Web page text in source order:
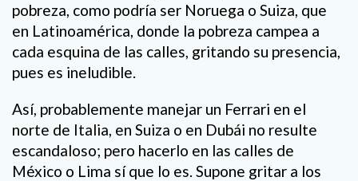
pobreza, como podría ser Noruega o Suiza, que
en Latinoamérica, donde la pobreza campea a
cada esquina de las calles, gritando su presencia,
pues es ineludible.
Así, probablemente manejar un Ferrari en el
norte de Italia, en Suiza o en Dubái no resulte
escandaloso; pero hacerlo en las calles de
México o Lima sí que lo es. Supone gritar a los